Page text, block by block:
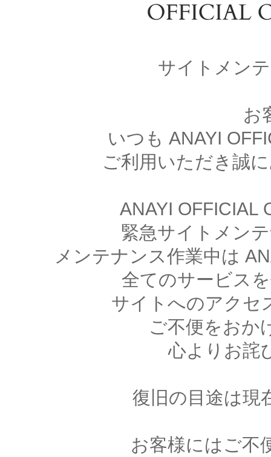
サイトメン
お
いつも ANAYI
ご利用いただき誠
ANAYI OFFICIAL
緊急サイトメン
メンテナンス作業中は
全てのサービス
サイトへのアクセ
ご不便をおか
心よりお詫
復旧の目途は現
お客様にはご不